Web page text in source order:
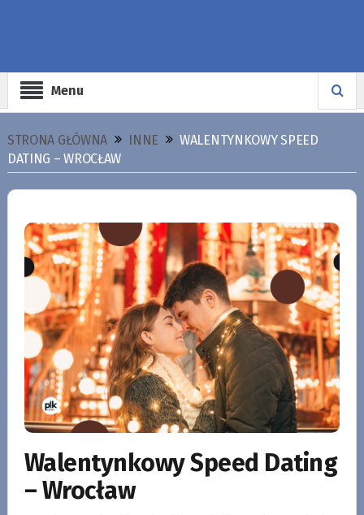
Menu
STRONA GŁÓWNA INNE
WALENTYNKOWY SPEED
DATING – WROCŁAW
Walentynkowy Speed Dating
– Wrocław